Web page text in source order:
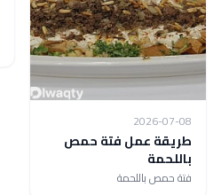
2026-07-08
طريقة عمل فتة حمص
باللحمة
فتة حمص باللحمة